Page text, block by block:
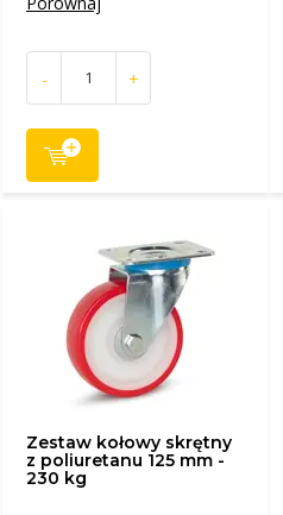
- +
Zestaw kołowy skrętny
z poliuretanu 125 mm -
230 kg